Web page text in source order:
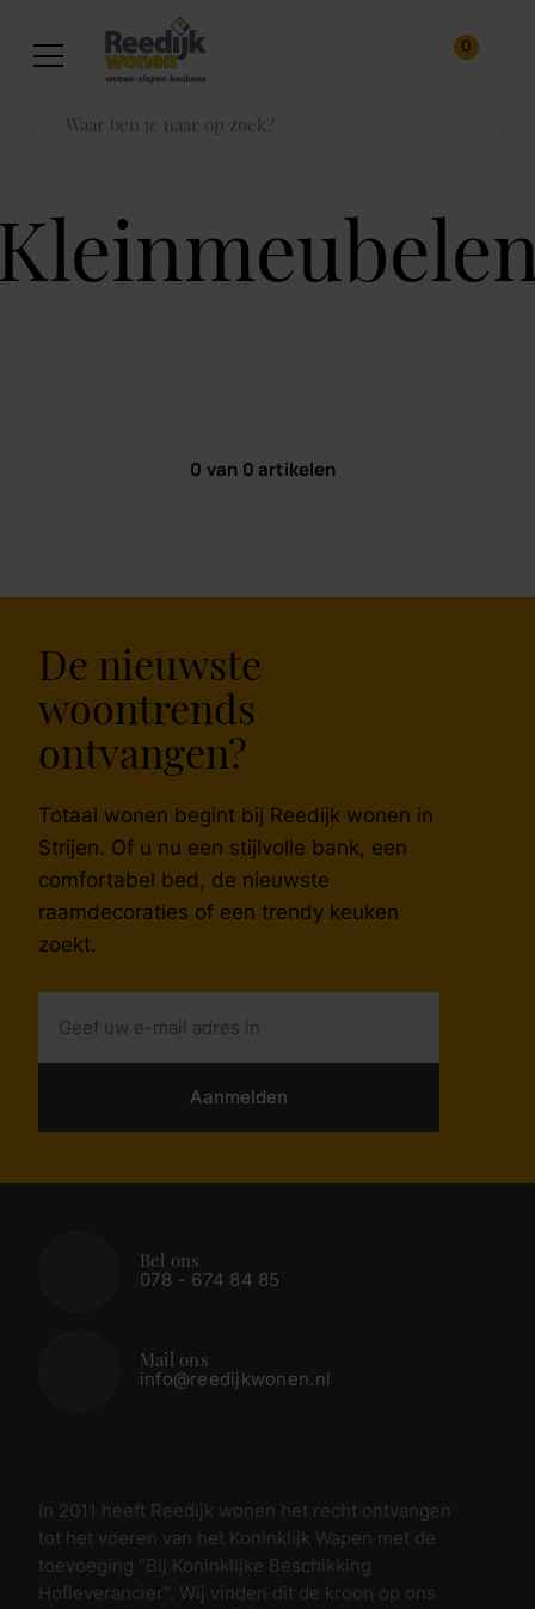
0
0 van 0 artikelen
De nieuwste
woontrends
ontvangen?
Totaal wonen begint bij Reedijk wonen in
Strijen. Of u nu een stijlvolle bank, een
comfortabel bed, de nieuwste
raamdecoraties of een trendy keuken
zoekt.
Aanmelden
Bel ons
078 - 674 84 85
Mail ons
info@reedijkwonen.nl
In 2011 heeft Reedijk wonen het recht ontvangen
tot het voeren van het Koninklijk Wapen met de
toevoeging “Bij Koninklijke Beschikking
Hofleverancier”. Wij vinden dit de kroon op ons